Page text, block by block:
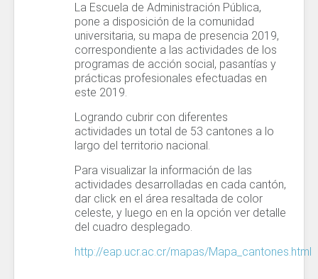
La Escuela de Administración Pública,
pone a disposición de la comunidad
universitaria, su mapa de presencia 2019,
correspondiente a las actividades de los
programas de acción social, pasantías y
prácticas profesionales efectuadas en
este 2019.
Logrando cubrir con diferentes
actividades un total de 53 cantones a lo
largo del territorio nacional.
Para visualizar la información de las
actividades desarrolladas en cada cantón,
dar click en el área resaltada de color
celeste, y luego en en la opción ver detalle
del cuadro desplegado.
http://eap.ucr.ac.cr/mapas/Mapa_cantones.html